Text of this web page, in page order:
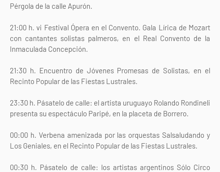
Pérgola de la calle Apurón.
21:00 h. vi Festival Ópera en el Convento. Gala Lírica de Mozart
con cantantes solistas palmeros, en el Real Convento de la
Inmaculada Concepción.
21:30 h. Encuentro de Jóvenes Promesas de Solistas, en el
Recinto Popular de las Fiestas Lustrales.
23:30 h. Pásatelo de calle: el artista uruguayo Rolando Rondineli
presenta su espectáculo Paripé, en la placeta de Borrero.
00:00 h. Verbena amenizada por las orquestas Salsaludando y
Los Geniales, en el Recinto Popular de las Fiestas Lustrales.
00:30 h. Pásatelo de calle: los artistas argentinos Sólo Circo